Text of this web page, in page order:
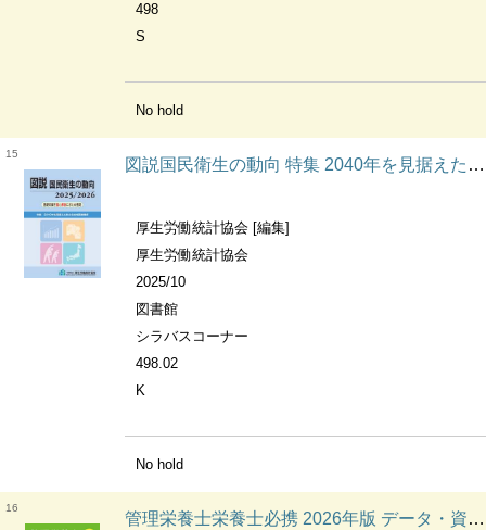
498
S
No hold
15
図説国民衛生の動向 特集 2040年を見据えた新たな地域医療構想
厚生労働統計協会 [編集]
厚生労働統計協会
2025/10
図書館
シラバスコーナー
498.02
K
No hold
16
管理栄養士栄養士必携 2026年版 データ・資料集